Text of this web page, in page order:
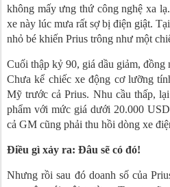
không mấy ưng thứ công nghệ xa
xe này lúc mưa rất sợ bị điện giật.
nhỏ bé khiến Prius trông như một
Cuối thập kỷ 90, giá dầu giảm,
Chưa kể chiếc xe động cơ lưỡng
Mỹ trước cả Prius. Nhu cầu thấp,
phẩm với mức giá dưới 20.000
cả GM cũng phải thu hồi dòng xe
Điều gì xảy ra: Đâu sẽ có đó!
Nhưng rồi sau đó doanh số của